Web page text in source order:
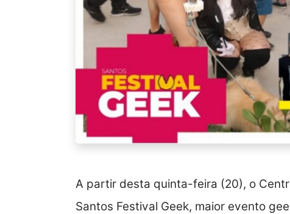
A partir desta quinta-feira (20), o
Santos Festival Geek, maior evento